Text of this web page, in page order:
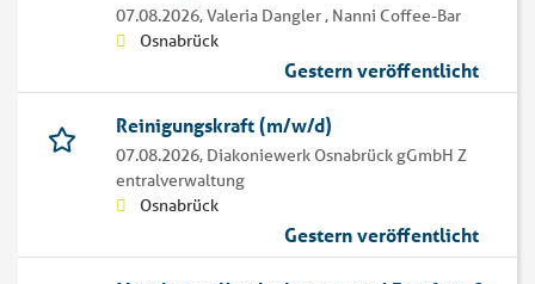
07.08.2026,Valeria Dangler , Nanni Coffee-Bar
Osnabrück
Gestern veröffentlicht
Reinigungskraft (m/w/d)
07.08.2026, Diakoniewerk Osnabrück gGmbH Z
entralverwaltung
Osnabrück
Gestern veröffentlicht